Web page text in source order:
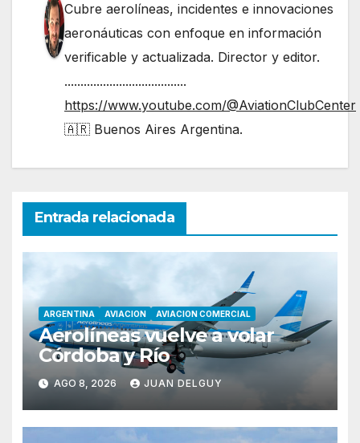
Cubre aerolíneas, incidentes e innovaciones
aeronáuticas con enfoque en información
verificable y actualizada. Director y editor.
......................................
https://www.youtube.com/@AviationClubCenter
🇦🇷 Buenos Aires Argentina.
Entrada relacionada
ARGENTINA AVIACION AVIACION COMERCIAL
Aerolíneas vuelve a volar
Córdoba y Río
AGO 8, 2026 JUAN DELGUY